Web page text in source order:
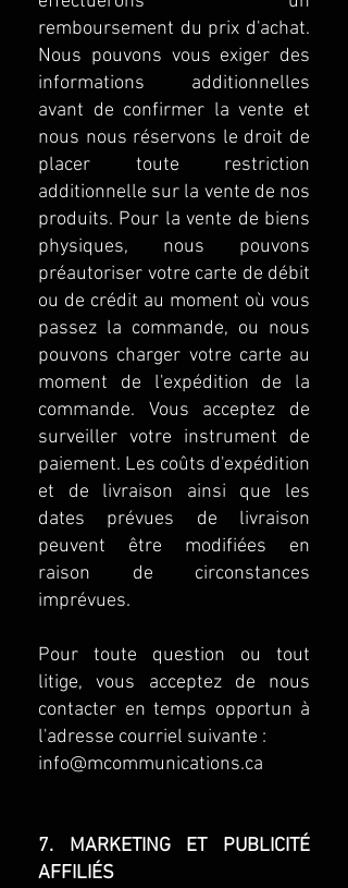
remboursement du prix d'achat.
Nous pouvons vous exiger des
informations additionnelles
avant de confirmer la vente et
nous nous réservons le droit de
placer toute restriction
additionnelle sur la vente de nos
produits. Pour la vente de biens
physiques, nous pouvons
préautoriser votre carte de débit
ou de crédit au moment où vous
passez la commande, ou nous
pouvons charger votre carte au
moment de l'expédition de la
commande. Vous acceptez de
surveiller votre instrument de
paiement. Les coûts d'expédition
et de livraison ainsi que les
dates prévues de livraison
peuvent être modifiées en
raison de circonstances
imprévues.
Pour toute question ou tout
litige, vous acceptez de nous
contacter en temps opportun à
l'adresse courriel suivante :
info@mcommunications.ca
7. MARKETING ET PUBLICITÉ
AFFILIÉS